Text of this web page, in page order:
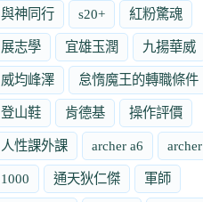
與神同行 s20+ 紅粉驚魂
展志學 宜雄玉潤 九揚華威
威均峰澤 怠惰魔王的轉職條件
登山鞋 肯德基 操作評價
人性課外課 archer a6 archer
1000 通天狄仁傑 軍師